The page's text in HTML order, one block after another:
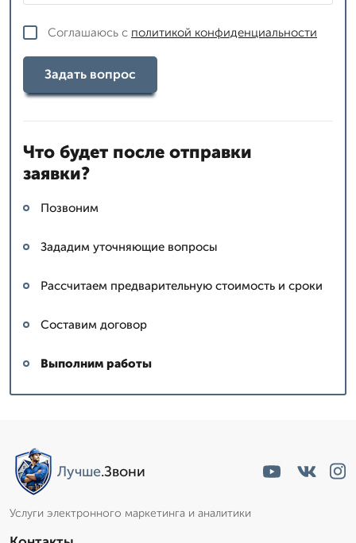
Соглашаюсь с политикой конфиденциальности
Задать вопрос
Что будет после отправки
заявки?
Позвоним
Зададим уточняющие вопросы
Рассчитаем предварительную стоимость и сроки
Составим договор
Выполним работы
Лучше.Звони
Услуги электронного маркетинга и аналитики